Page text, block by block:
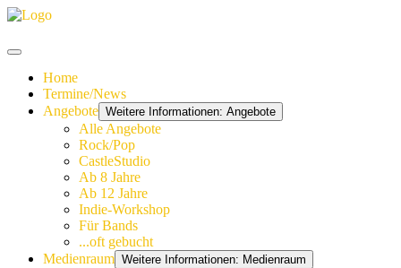
Home
Termine/News
Angebote Weitere Informationen: Angebote
Alle Angebote
Rock/Pop
CastleStudio
Ab 8 Jahre
Ab 12 Jahre
Indie-Workshop
Für Bands
...oft gebucht
Medienraum Weitere Informationen: Medienraum